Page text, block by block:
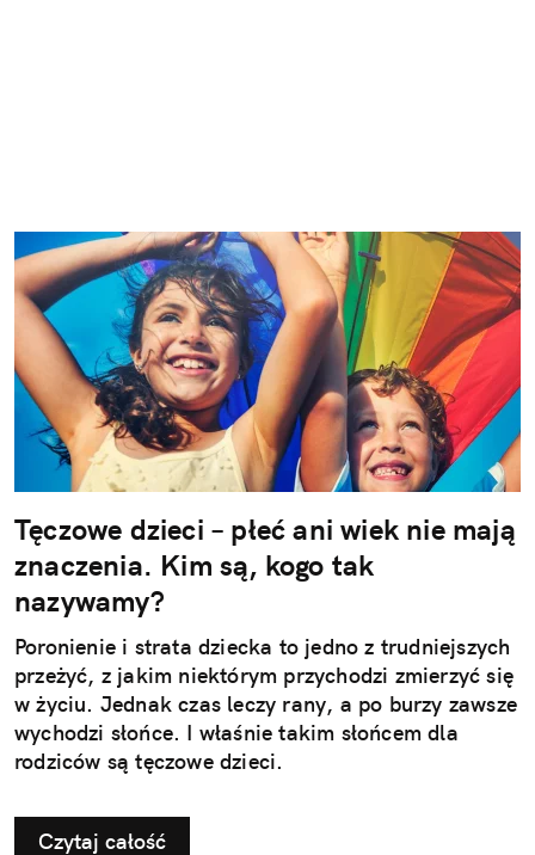
Tęczowe dzieci – płeć ani wiek nie mają
znaczenia. Kim są, kogo tak
nazywamy?
Poronienie i strata dziecka to jedno z trudniejszych
przeżyć, z jakim niektórym przychodzi zmierzyć się
w życiu. Jednak czas leczy rany, a po burzy zawsze
wychodzi słońce. I właśnie takim słońcem dla
rodziców są tęczowe dzieci.
Czytaj całość